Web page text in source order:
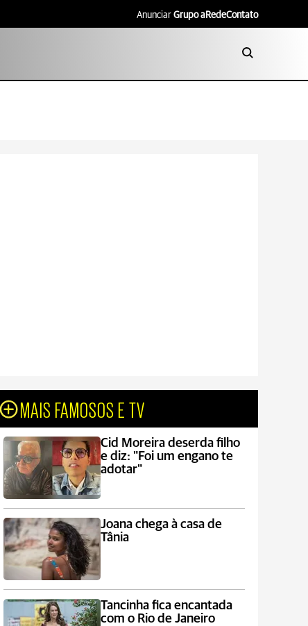
Anunciar Grupo aRedeContato
MAIS FAMOSOS E TV
Cid Moreira deserda filho
e diz: "Foi um engano te
adotar"
Joana chega à casa de
Tânia
Tancinha fica encantada
com o Rio de Janeiro